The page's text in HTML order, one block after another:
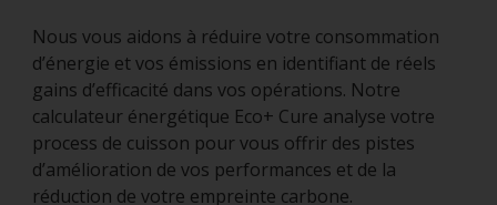
Nous vous aidons à réduire votre consommation
d’énergie et vos émissions en identifiant de réels
gains d’efficacité dans vos opérations. Notre
calculateur énergétique Eco+ Cure analyse votre
process de cuisson pour vous offrir des pistes
d’amélioration de vos performances et de la
réduction de votre empreinte carbone.